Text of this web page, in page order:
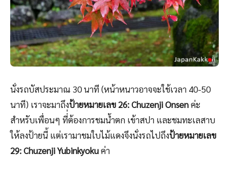
นั่งรถบัสประมาณ 30 นาที (หน้าหนาวอาจจะใช้เวลา 40-50
นาที) เราจะมาถึงป้ายหมายเลข 26: Chuzenji Onsenค่ะ
สำหรับเพื่อนๆ ที่่ต้องการชมน้ำตก เข้าสปา และชมทะเลสาบ
ให้ลงป้ายนี้ แต่เรามาชมใบไม้แดงจึงนั่งรถไปถึงป้ายหมายเลข
29: Chuzenji Yubinkyokuค่า